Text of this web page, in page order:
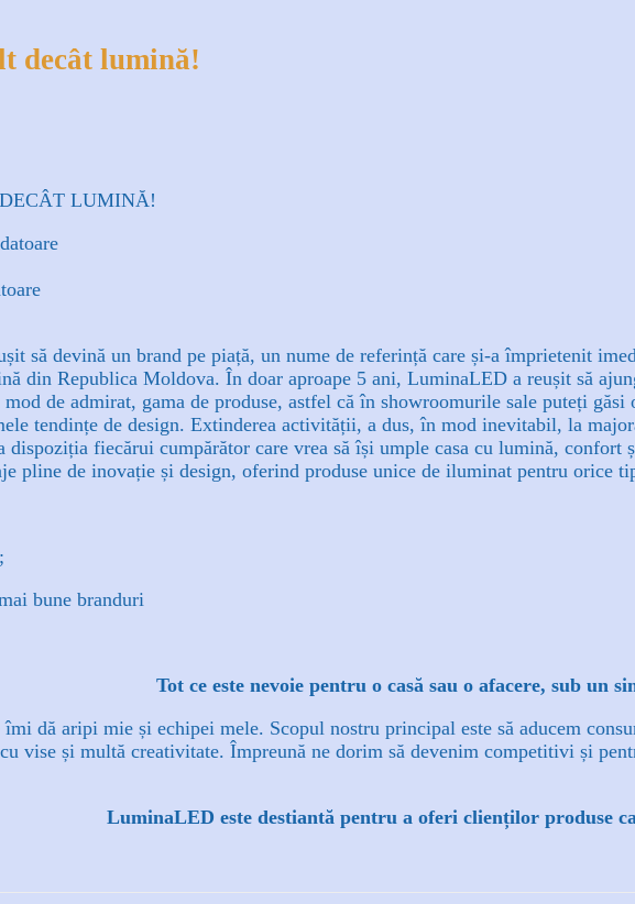
decât lumină!
LUMINĂ!
să devină un brand pe piață, un nume de referință care și-a împrietenit
din Republica Moldova. În doar aproape 5 ani, LuminaLED a reușit să
de admirat, gama de produse, astfel că în showroomurile sale puteți
tendințe de design. Extinderea activității, a dus, în mod inevitabil, la
dispoziția fiecărui cumpărător care vrea să își umple casa cu lumină,
pline de inovație și design, oferind produse unice de iluminat pentru orice
bune branduri
Tot ce este nevoie pentru o casă sau o afacere, sub un
dă aripi mie și echipei mele. Scopul nostru principal este să aducem
vise și multă creativitate. Împreună ne dorim să devenim competitivi și
LuminaLED este destiantă pentru a oferi clienților produse